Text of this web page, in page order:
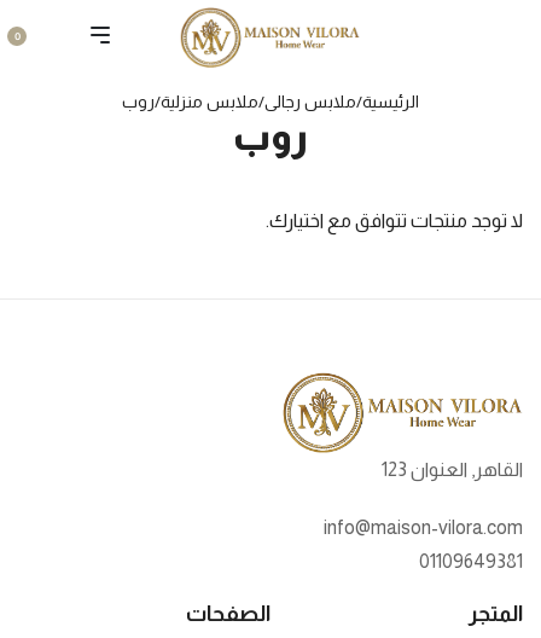
0
الرئيسية/ملابس رجالى/ملابس منزلية/روب
روب
لا توجد منتجات تتوافق مع اختيارك.
القاهر, العنوان 123
info@maison-vilora.com
01109649381
المتجر الصفحات